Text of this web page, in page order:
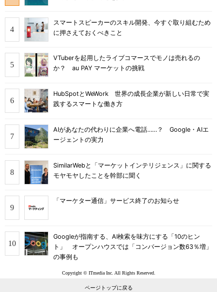
スマートスピーカーのスキル開発、今すぐ取り組むため
に押さえておくべきこと
VTuberを起用したライブコマースでモノは売れるの
か？ au PAY マーケットの挑戦
HubSpotとWeWork 世界の成長企業が新しい日常で実
践するスマートな働き方
AIがあなたの代わりに企業へ電話……？ Google・AIエ
ージェントの実力
SimilarWebと「マーケットインテリジェンス」に関する
モヤモヤしたことを幹部に聞く
「マーケター通信」サービス終了のお知らせ
Googleが指南する、AI検索を味方にする「10のヒン
ト」 オープンハウスでは「コンバージョン数63％増」
の事例も
Copyright © ITmedia Inc. All Rights Reserved.
ページトップに戻る